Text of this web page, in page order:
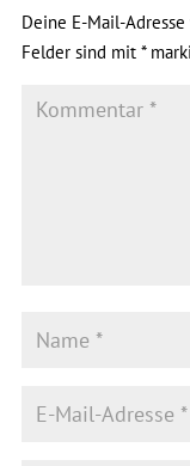
Deine E-Mail-
Felder sind mit *